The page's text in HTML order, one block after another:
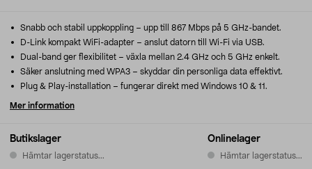
Butikslager
Hämtar lagerstatus...
Onlinelager
Hämtar lagerstatus...
Snabb och stabil uppkoppling – upp till 867 Mbps på 5 GHz-bandet.
D-Link kompakt WiFi-adapter – anslut datorn till Wi-Fi via USB.
Dual-band ger flexibilitet – växla mellan 2.4 GHz och 5 GHz enkelt.
Säker anslutning med WPA3 – skyddar din personliga data effektivt.
Plug & Play-installation – fungerar direkt med Windows 10 & 11.
Mer information